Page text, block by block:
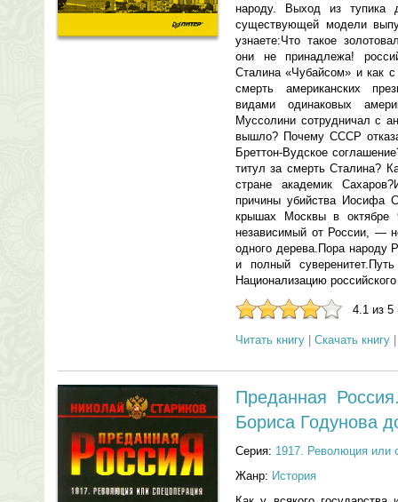
народу. Выход из
существующей модели
узнаете:Что такое
они не принадлежа!
Сталина «Чубайсом» и как
смерть американских
видами одинаковых
Муссолини сотрудничал с
вышло? Почему СССР
Бреттон-Вудское
титул за смерть Сталина?
стране академик
причины убийства Иосифа
крышах Москвы в октябре
независимый от России, —
одного дерева.Пора народу
и полный
Национализацию
4.1 из 5
Читать книгу Скачать книгу
Преданная
Бориса Годунова
Серия: 1917. Революция или
Жанр: История